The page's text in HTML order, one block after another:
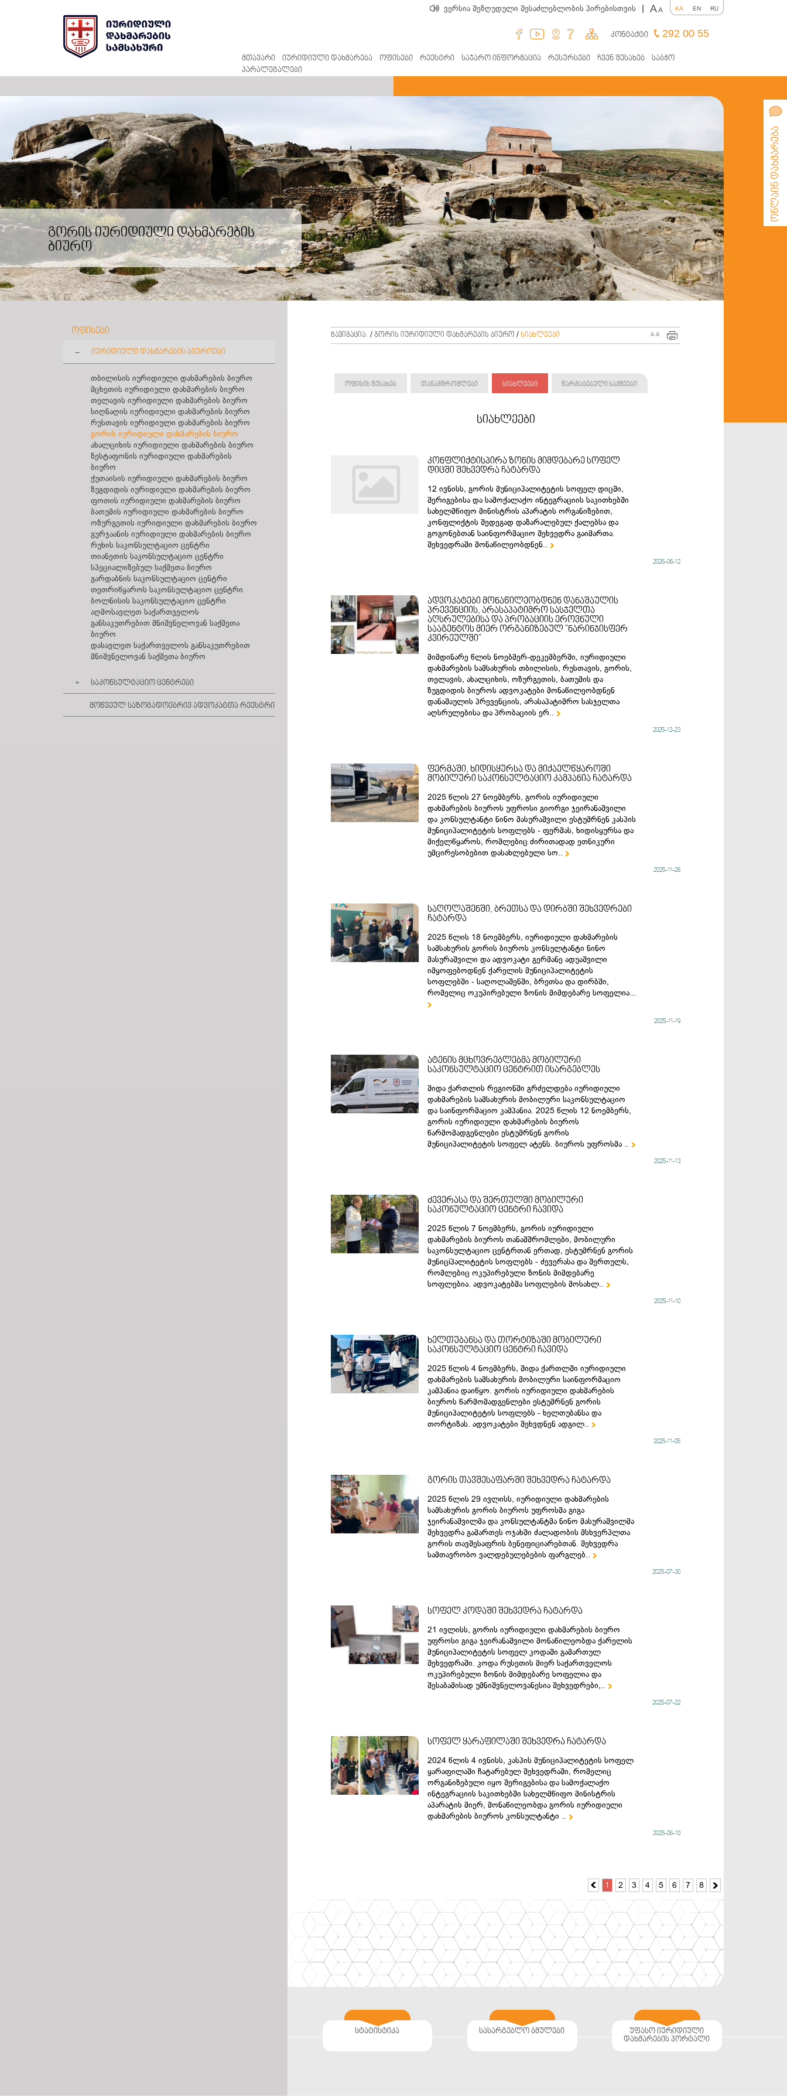
ვერსია შეზღუდული შესაძლებლობის პირებისთვის | AA KA EN RU
კონტაქტი 292 00 55
მთავარი იურიდიული დახმარება ოფისები რეესტრი საჯარო ინფორმაცია რესურსები ჩვენ შესახებ
საბჭო
პარალეგალები
გორის იურიდიული დახმარების
ბიურო
ონლაინ დახმარება
ოფისები
იურიდიული დახმარების ბიუროები
თბილისის იურიდიული დახმარების ბიურო
მცხეთის იურიდიული დახმარების ბიურო
თელავის იურიდიული დახმარების ბიურო
სიღნაღის იურიდიული დახმარების ბიურო
რუსთავის იურიდიული დახმარების ბიურო
გორის იურიდიული დახმარების ბიურო
ახალციხის იურიდიული დახმარების ბიურო
ზესტაფონის იურიდიული დახმარების
ბიურო
ქუთაისის იურიდიული დახმარების ბიურო
ზუგდიდის იურიდიული დახმარების ბიურო
ფოთის იურიდიული დახმარების ბიურო
ბათუმის იურიდიული დახმარების ბიურო
ოზურგეთის იურიდიული დახმარების ბიურო
გურჯაანის იურიდიული დახმარების ბიურო
რუხის საკონსულტაციო ცენტრი
თიანეთის საკონსულტაციო ცენტრი
სპეციალიზებულ საქმეთა ბიურო
გარდაბნის საკონსულტაციო ცენტრი
თეთრიწყაროს საკონსულტაციო ცენტრი
ბოლნისის საკონსულტაციო ცენტრი
აღმოსავლეთ საქართველოს
განსაკუთრებით მნიშვნელოვან საქმეთა
ბიურო
დასავლეთ საქართველოს განსაკუთრებით
მნიშვნელოვან საქმეთა ბიურო
საკონსულტაციო ცენტრები
ამბროლაურის საკონსულტაციო ცენტრი
მესტიის საკონსულტაციო ცენტრი
მოწვეულ საზოგადოებრივ ადვოკატთა რეესტრი
ნავიგაცია: / გორის იურიდიული დახმარების ბიურო / სიახლეები AA
ოფისის შესახებ თანამშრომლები სიახლეები წარმატებული საქმეები
სიახლეები
კონფლიქტისპირა ზონის მიმდებარე სოფელ
დიცში შეხვედრა ჩატარდა
12 ივნისს, გორის მუნიციპალიტეტის სოფელ დიცში,
შერიგებისა და სამოქალაქო ინტეგრაციის საკითხებში
სახელმწიფო მინისტრის აპარატის ორგანიზებით,
კონფლიქტის შედეგად დაზარალებულ ქალებსა და
გოგონებთან საინფორმაციო შეხვედრა გაიმართა.
შეხვედრაში მონაწილეობდნენ..
2026-06-12
ადვოკატები მონაწილეობდნენ დანაშაულის
პრევენციის, არასაპატიმრო სასჯელთა
აღსრულებისა და პრობაციის ეროვნული
სააგენტოს მიერ ორგანიზებულ "ნარინჯისფერ
კვირეულში"
მიმდინარე წლის ნოებმერ-დეკემბერში, იურიდიული
დახმარების სამსახურის თბილისის, რუსთავის, გორის,
თელავის, ახალციხის, ოზურგეთის, ბათუმის და
ზუგდიდის ბიუროს ადვოკატები მონაწილეობდნენ
დანაშაულის პრევენციის, არასაპატიმრო სასჯელთა
აღსრულებისა და პრობაციის ერ..
2025-12-23
ფერმაში, ხიდისყურსა და მიქაელწყაროში
მობილური საკონსულტაციო კამპანია ჩატარდა
2025 წლის 27 ნოემბერს, გორის იურიდიული
დახმარების ბიუროს უფროსი გიორგი ჯეირანაშვილი
და კონსულტანტი ნინო მასურაშვილი ესტუმრნენ კასპის
მუნიციპალიტეტის სოფლებს - ფერმას, ხიდისყურსა და
მიქელწყაროს, რომლებიც ძირითადად ეთნიკური
უმცირესობებით დასახლებული სო..
2025-11-28
საღოლაშენში, ბრეთსა და დირბში შეხვედრები
ჩატარდა
2025 წლის 18 ნოემბერს, იურიდიული დახმარების
სამსახურის გორის ბიუროს კონსულტანტი ნინო
მასურაშვილი და ადვოკატი გერმანე ადუაშვილი
იმყოფებოდნენ ქარელის მუნიციპალიტეტის
სოფლებში - საღოლაშენში, ბრეთსა და დირბში,
რომელიც ოკუპირებული ზონის მიმდებარე სოფელია...

2025-11-19
ატენის მცხოვრებლებმა მობილური
საკონსულტაციო ცენტრით ისარგებლეს
შიდა ქართლის რეგიონში გრძელდება იურიდიული
დახმარების სამსახურის მობილური საკონსულტაციო
და საინფორმაციო კამპანია. 2025 წლის 12 ნოემბერს,
გორის იურიდიული დახმარების ბიუროს
წარმომადგენლები ესტუმრნენ გორის
მუნიციპალიტეტის სოფელ ატენს. ბიუროს უფროსმა ..
2025-11-13
ძევერასა და შერთულში მობილური
საკონულტაციო ცენტრი ჩავიდა
2025 წლის 7 ნოემბერს, გორის იურიდიული
დახმარების ბიუროს თანამშრომლები, მობილური
საკონსულტაციო ცენტრთან ერთად, ესტუმრნენ გორის
მუნიცiპალიტეტის სოფლებს - ძევერასა და შერთულს,
რომლებიც ოკუპირებული ზონის მიმდებარე
სოფლებია. ადვოკატებმა სოფლების მოსახლ..
2025-11-10
ხელთუბანსა და თორტიზაში მობილური
საკონსულტაციო ცენტრი ჩავიდა
2025 წლის 4 ნოემბერს, შიდა ქართლში იურიდიული
დახმარების სამსახურის მობილური საინფორმაციო
კამპანია დაიწყო. გორის იურიდიული დახმარების
ბიუროს წარმომადგენლები ესტუმრნენ გორის
მუნიციპალიტეტის სოფლებს - ხელთუბანსა და
თორტიზას. ადვოკატები შეხვდნენ ადგილ..
2025-11-05
გორის თავშესაფარში შეხვედრა ჩატარდა
2025 წლის 29 ივლისს, იურიდიული დახმარების
სამსახურის გორის ბიუროს უფროსმა გიგა
ჯეირანაშვილმა და კონსულტანტმა ნინო მასურაშვილმა
შეხვედრა გამართეს ოჯახში ძალადობის მსხვერპლთა
გორის თავშესაფრის ბენეფიციარებთან. შეხვედრა
სამთავრობო ვალდებულებების ფარგლებ..
2025-07-30
სოფელ კოდაში შეხვედრა ჩატარდა
21 ივლისს, გორის იურიდიული დახმარების ბიურო
უფროსი გიგა ჯეირანაშვილი მონაწილეობდა ქარელის
მუნიციპალიტეტის სოფელ კოდაში გამართულ
შეხვედრაში. კოდა რუსეთის მიერ საქართველოს
ოკუპირებული ზონის მიმდებარე სოფელია და
შესაბამისად უმნიშვნელოვანესია შეხვედრები,..
2025-07-22
სოფელ ყარაფილაში შეხვედრა ჩატარდა
2024 წლის 4 ივნისს, კასპის მუნიციპალიტეტის სოფელ
ყარაფილაში ჩატარებულ შეხვედრაში, რომელიც
ორგანიზებული იყო შერიგებისა და სამოქალაქო
ინტეგრაციის საკითხებში სახელმწიფო მინისტრის
აპარატის მიერ, მონაწილეობდა გორის იურიდიული
დახმარების ბიუროს კონსულტანტი ..
2025-06-10
 1 2 3 4 5 6 7 8 
სტატისტიკა სასარგებლო ბმულები
უფასო იურიდიული
დახმარების პორტალი